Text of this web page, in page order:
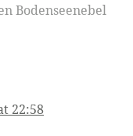
Bodenseenebel
22:58